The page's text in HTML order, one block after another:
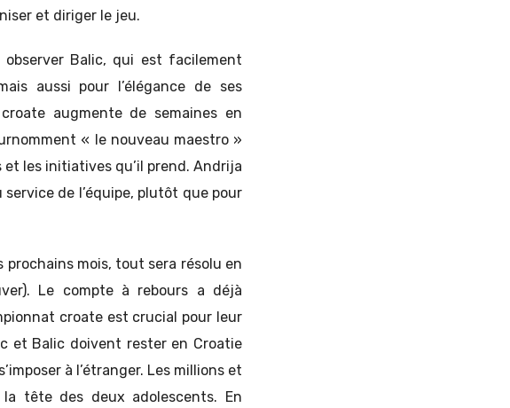
et diriger le jeu.
Balic, qui est facilement
aussi pour l’élégance de ses
augmente de semaines en
« le nouveau maestro »
et les initiatives qu’il prend. Andrija
de l’équipe, plutôt que pour
prochains mois, tout sera résolu en
Le compte à rebours a déjà
croate est crucial pour leur
et Balic doivent rester en Croatie
à l’étranger. Les millions et
tête des deux adolescents. En